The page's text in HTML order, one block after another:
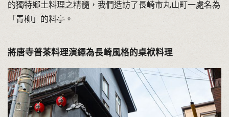
的獨特鄉土料理之精髓，我們造訪了長崎市丸山町一處名為
「青柳」的料亭。
將唐寺普茶料理演繹為長崎風格的桌袱料理